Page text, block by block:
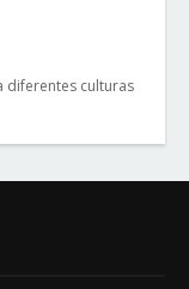
diferentes culturas